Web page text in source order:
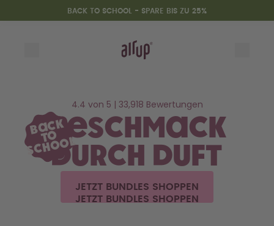
Zum Hauptinhalt springen
Erklärung zur BarrierefreiheitBACK TO SCHOOL - SPARE BIS ZU 25%
Flaschen
Starter Sets
Back2School
Gewinnspiel
4.4 von 5 | 33,918 Bewertungen
Geschmack
durch Duft
Back
to
School
JETZT BUNDLES SHOPPEN